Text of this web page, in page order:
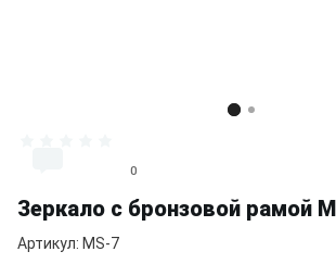
                              0
Зеркало с бронзовой рамой
Артикул: MS-7